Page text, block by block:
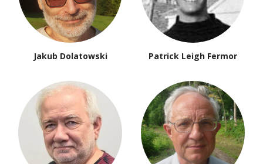
Jakub Dolatowski Patrick Leigh Fermor